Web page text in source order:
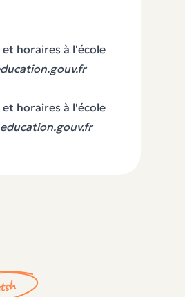
horaires à l'école
horaires à l'école
education.gouv.fr